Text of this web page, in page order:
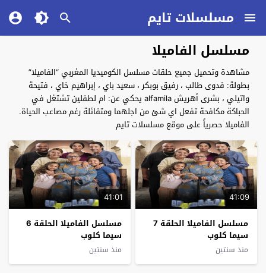
مسلسلات تايم
مسلسل الفاميلا
مشاهدة وتحميل جميع حلقات مسلسل الكوميديا المغربي “الفاميلا”
بطولة: فدوى طالب ، رفيق بوبكر ، سعيد باي ، إبراهيم خاي ، فتيحة
واتيلي ، بشرى أهريش alfamila يحكي عن: ام لطفلين تشتغل في
الحباكة مكافحة تفعل اي شئ من اجلهما ومتفائلة رغم مصاعب الحياة.
الفاميلا حصرياً على موقع مسلسلات تايم
41:09
مسلسل الفاميلا الحلقة 7
سيما كلوب
منذ سنتين
41:01
مسلسل الفاميلا الحلقة 6
سيما كلوب
منذ سنتين